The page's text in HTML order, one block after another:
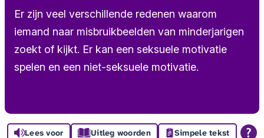
Er zijn veel verschillende redenen waarom
iemand naar misbruikbeelden van minderjarigen
zoekt of kijkt. Er kan een seksuele motivatie
spelen en een niet-seksuele motivatie.
Lees voor Uitleg woorden Simpele tekst